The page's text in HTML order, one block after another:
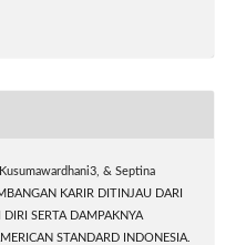
& Septina
KARIR DITINJAU DARI
SERTA DAMPAKNYA
STANDARD INDONESIA.